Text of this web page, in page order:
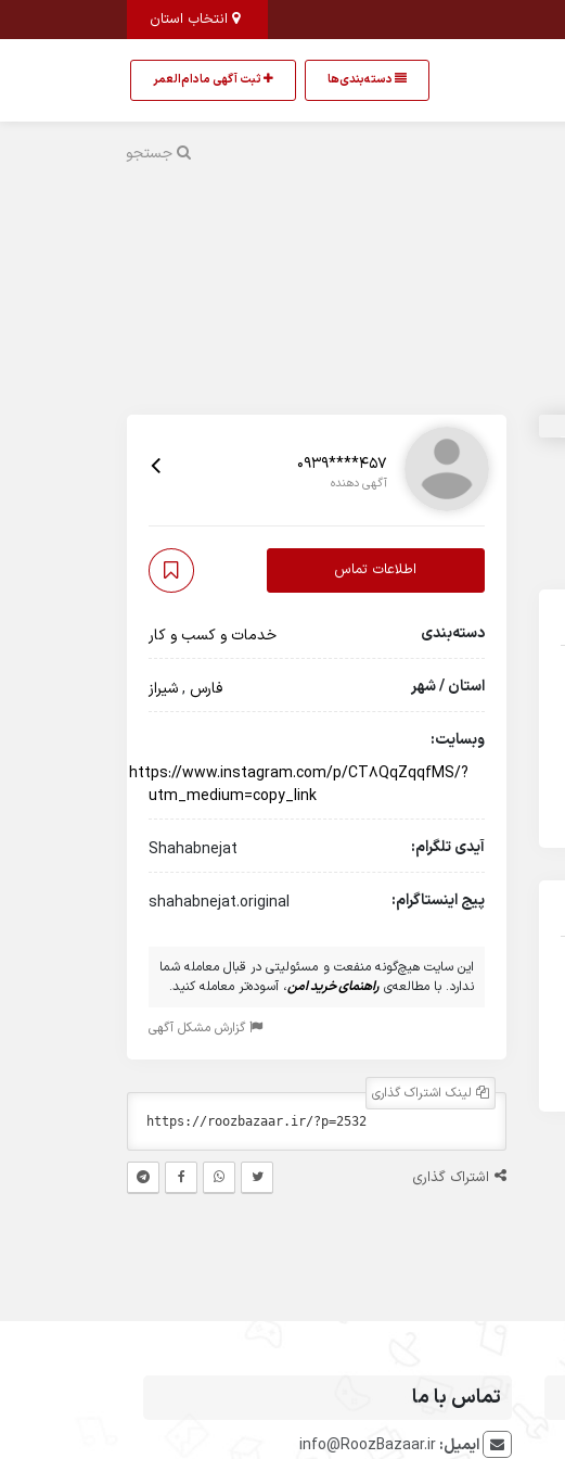
دسته‌بندی‌ها ثبت آگهی مادام‌العمر
جستجو
0939****457
آگهی دهنده
اطلاعات تماس
دسته‌بندی خدمات و کسب و کار
استان / شهر فارس ,شیراز
وبسایت:
https://www.instagram.com/p/CT8QqZqqfMS/?
utm_medium=copy_link
آیدی تلگرام: Shahabnejat
پیج اینستاگرام: shahabnejat.original
این سایت هیچ‌گونه منفعت و مسئولیتی در قبال معامله شما
ندارد. با مطالعه‌ی راهنمای خرید امن، آسوده‌تر معامله کنید.
گزارش مشکل آگهی
لینک اشتراک گذاری
اشتراک گذاری
تماس با ما
ایمیل:info@RoozBazaar.ir